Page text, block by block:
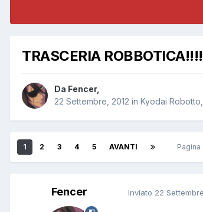
TRASCERIA
Da Fencer,
22 Settembre, 2012 in Kyodai
1 2 3 4 5 AVANTI Pagina
Fencer Inviato 22